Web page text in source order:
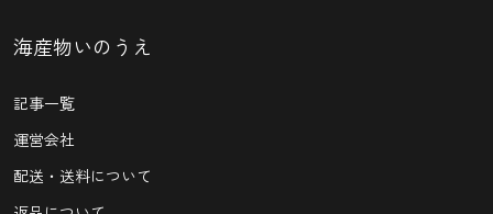
海産物いのうえ
記事一覧
運営会社
配送・送料について